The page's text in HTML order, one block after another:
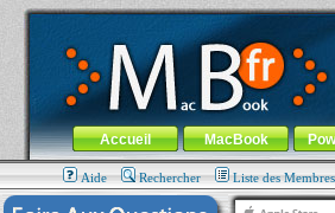
MacBook-fr.com : 100% Apple... 100% nomade !
Aller au contenu-Aller au menu général-
Menu général
Accueil MacBook
Aide Rechercher Liste des Membres